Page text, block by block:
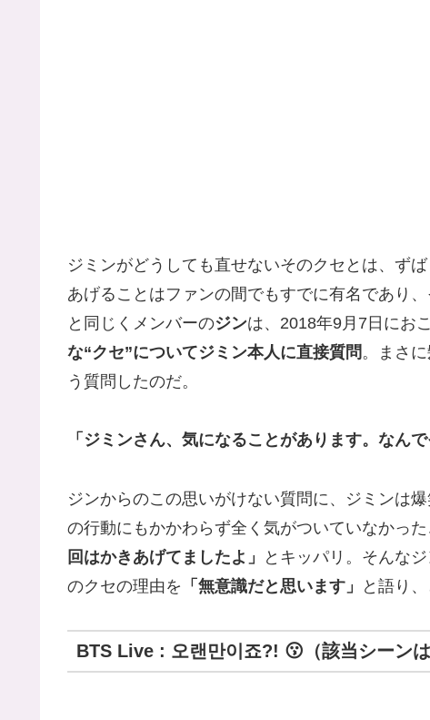
ジミンがどうしても直せないそのクセとは、ずば
あげることはファンの間でもすでに有名であり
と同じくメンバーのジンは、2018年9月7日にお
な“クセ”についてジミン本人に直接質問。まさ
う質問したのだ。
「ジミンさん、気になることがあります。なん
ジンからのこの思いがけない質問に、ジミンは爆
の行動にもかかわらず全く気がついていなかっ
回はかきあげてましたよ」
とキッパリ。そんな
のクセの理由を 「無意識だと思います」 と語り
BTS Live : 오랜만이죠?! 😗（該当シーンは